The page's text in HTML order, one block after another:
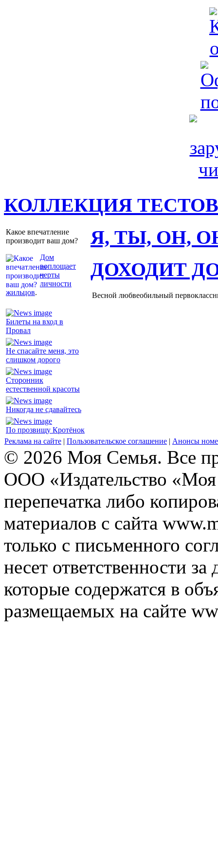
КОЛЛЕКЦИЯ ТЕСТОВ
Какое впечатление
производит ваш дом?
Дом
воплощает
черты
личности
жильцов.
Я, ТЫ, ОН,
Билеты на вход в
Провал
Не спасайте меня, это
слишком дорого
Сторонник
естественной красоты
Никогда не сдавайтесь
По прозвищу Кротёнок
ДОХОДИТ
Весной любвеобильный
Реклама на сайте | Пользовательское соглашение | Анонсы
© 2026 Моя Семья. Все
ООО «Издательство
перепечатка либо
материалов с сайта
только с письменного
несет ответственности
которые содержатся в
размещаемых на сайте